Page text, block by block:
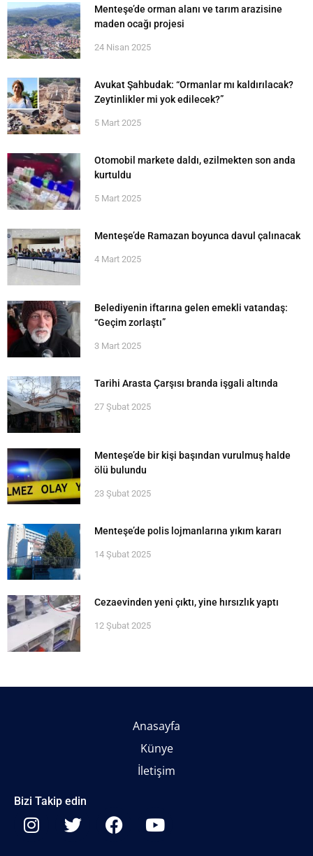
Menteşe’de orman alanı ve tarım arazisine
maden ocağı projesi
24 Nisan 2025
Avukat Şahbudak: “Ormanlar mı kaldırılacak?
Zeytinlikler mi yok edilecek?”
5 Mart 2025
Otomobil markete daldı, ezilmekten son anda
kurtuldu
5 Mart 2025
Menteşe’de Ramazan boyunca davul çalınacak
4 Mart 2025
Belediyenin iftarına gelen emekli vatandaş:
“Geçim zorlaştı”
3 Mart 2025
Tarihi Arasta Çarşısı branda işgali altında
27 Şubat 2025
Menteşe’de bir kişi başından vurulmuş halde
ölü bulundu
23 Şubat 2025
Menteşe’de polis lojmanlarına yıkım kararı
14 Şubat 2025
Cezaevinden yeni çıktı, yine hırsızlık yaptı
12 Şubat 2025
Anasayfa
Künye
İletişim
Bizi Takip edin